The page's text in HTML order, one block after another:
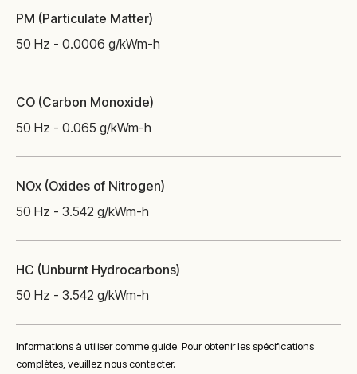
PM (Particulate Matter)
50 Hz - 0.0006 g/kWm-h
CO (Carbon Monoxide)
50 Hz - 0.065 g/kWm-h
NOx (Oxides of Nitrogen)
50 Hz - 3.542 g/kWm-h
HC (Unburnt Hydrocarbons)
50 Hz - 3.542 g/kWm-h
Informations à utiliser comme guide. Pour obtenir les spécifications
complètes, veuillez nous contacter.